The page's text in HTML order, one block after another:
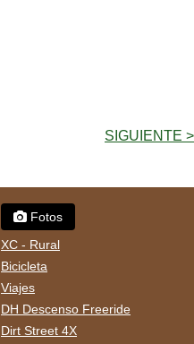
SIGUIENTE >
Fotos
XC - Rural
Bicicleta
Viajes
DH Descenso Freeride
Dirt Street 4X